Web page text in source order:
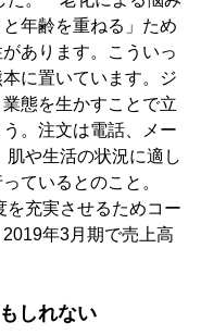
年齢を重ねる」ため
あります。こういっ
に置いています。ジ
態を生かすことで立
。注文は電話、メー
や生活の状況に適し
ているとのこと。
充実させるためコー
年3月期で売上高
しれない